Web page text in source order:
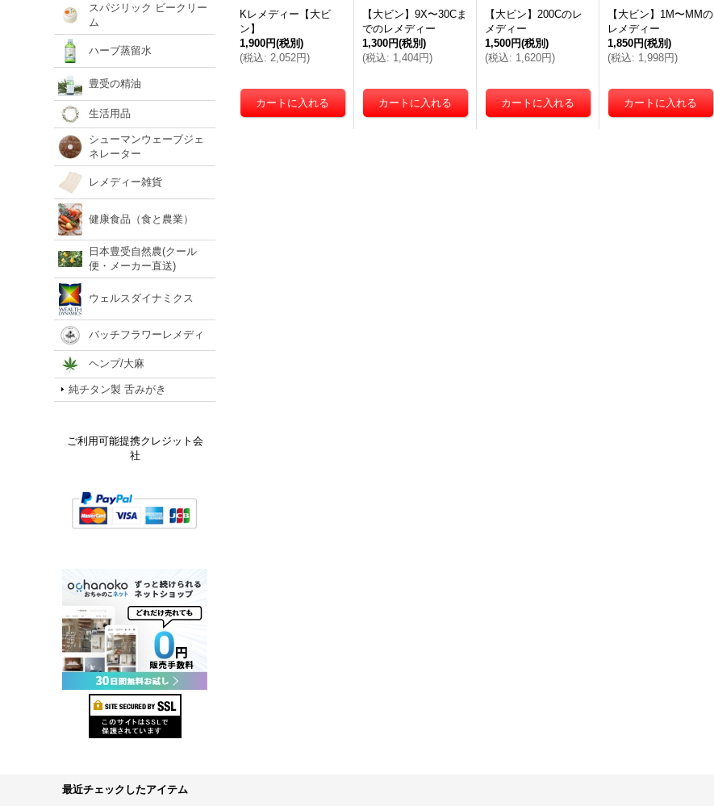
スパジリック ビークリー
ム
ハーブ蒸留水
豊受の精油
生活用品
シューマンウェーブジェ
ネレーター
レメディー雑貨
健康食品（食と農業）
日本豊受自然農(クール
便・メーカー直送)
ウェルスダイナミクス
バッチフラワーレメディ
ヘンプ/大麻
純チタン製 舌みがき
ご利用可能提携クレジット会
社
Kレメディー【大ビ
ン】
1,900円(税別)
(税込: 2,052円)
【大ビン】9X〜30Cま
でのレメディー
1,300円(税別)
(税込: 1,404円)
【大ビン】200Cのレ
メディー
1,500円(税別)
(税込: 1,620円)
【大ビン】1M〜MMの
レメディー
1,850円(税別)
(税込: 1,998円)
最近チェックしたアイテム